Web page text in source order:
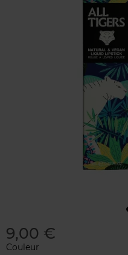
9,00 €
Couleur